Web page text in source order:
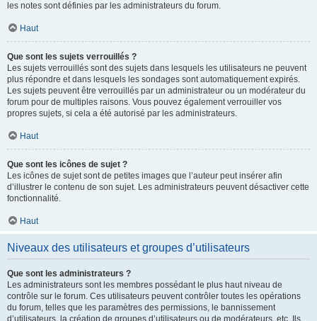
les notes sont définies par les administrateurs du forum.
Haut
Que sont les sujets verrouillés ?
Les sujets verrouillés sont des sujets dans lesquels les utilisateurs ne peuvent
plus répondre et dans lesquels les sondages sont automatiquement expirés.
Les sujets peuvent être verrouillés par un administrateur ou un modérateur du
forum pour de multiples raisons. Vous pouvez également verrouiller vos
propres sujets, si cela a été autorisé par les administrateurs.
Haut
Que sont les icônes de sujet ?
Les icônes de sujet sont de petites images que l’auteur peut insérer afin
d’illustrer le contenu de son sujet. Les administrateurs peuvent désactiver cette
fonctionnalité.
Haut
Niveaux des utilisateurs et groupes d’utilisateurs
Que sont les administrateurs ?
Les administrateurs sont les membres possédant le plus haut niveau de
contrôle sur le forum. Ces utilisateurs peuvent contrôler toutes les opérations
du forum, telles que les paramètres des permissions, le bannissement
d’utilisateurs, la création de groupes d’utilisateurs ou de modérateurs, etc. Ils